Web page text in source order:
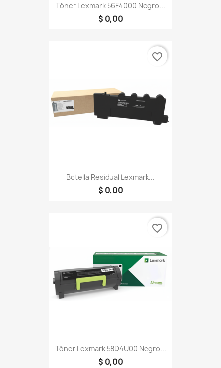
Tóner Lexmark 56F4000 Negro...
$ 0,00
Botella Residual Lexmark...
$ 0,00
favorite_border
Tóner Lexmark 58D4U00 Negro...
$ 0,00
favorite_border